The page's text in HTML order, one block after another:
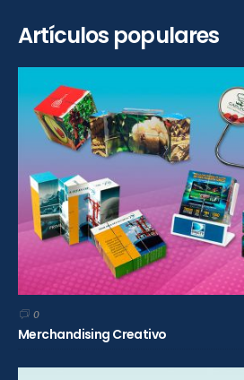
Artículos populares
0
Merchandising Creativo